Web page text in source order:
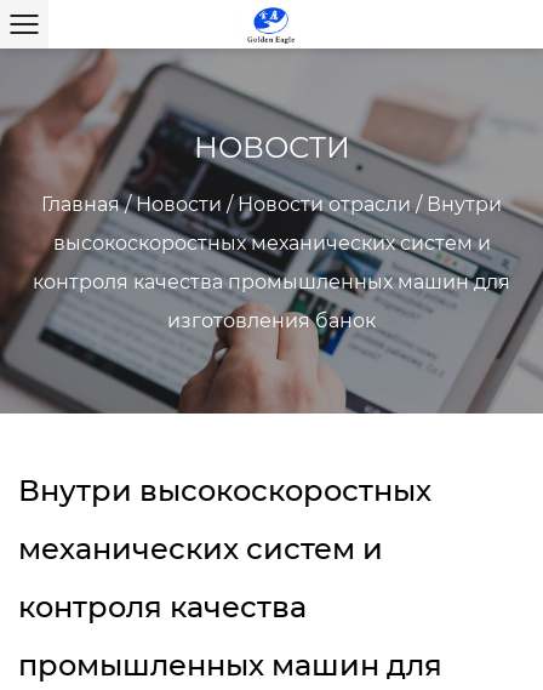
НОВОСТИ
Главная/Новости /Новости отрасли/ Внутри
высокоскоростных механических систем и
контроля качества промышленных машин для
изготовления банок
Внутри высокоскоростных
механических систем и
контроля качества
промышленных машин для